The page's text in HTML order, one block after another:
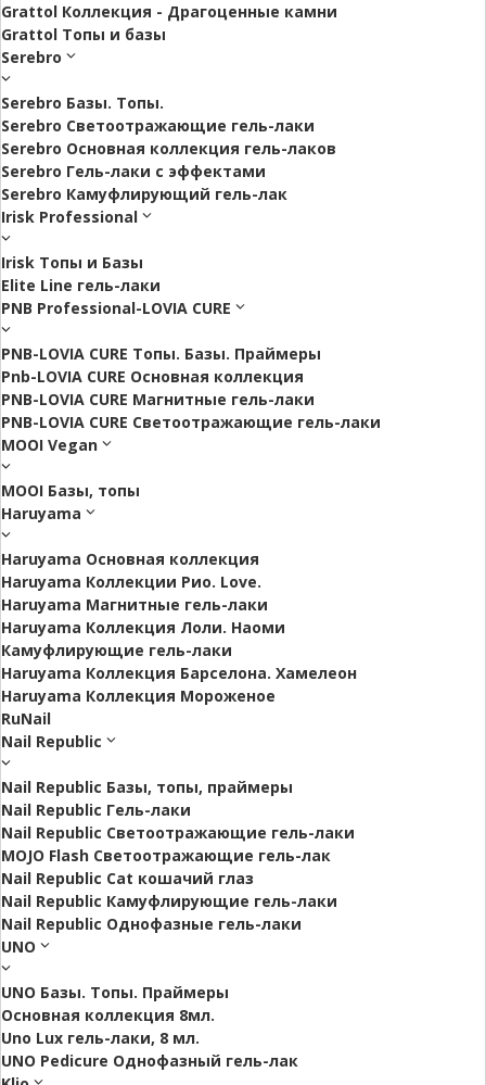
Grattol Коллекция - Драгоценные камни
Grattol Топы и базы
Serebro
Serebro Базы. Топы.
Serebro Светоотражающие гель-лаки
Serebro Основная коллекция гель-лаков
Serebro Гель-лаки с эффектами
Serebro Камуфлирующий гель-лак
Irisk Professional
Irisk Топы и Базы
Elite Line гель-лаки
PNB Professional-LOVIA CURE
PNB-LOVIA CURE Топы. Базы. Праймеры
Pnb-LOVIA CURE Основная коллекция
PNB-LOVIA CURE Магнитные гель-лаки
PNB-LOVIA CURE Cветоотражающие гель-лаки
MOOI Vegan
MOOI Базы, топы
Haruyama
Haruyama Основная коллекция
Haruyama Коллекции Рио. Love.
Haruyama Магнитные гель-лаки
Haruyama Коллекция Лоли. Наоми
Камуфлирующие гель-лаки
Haruyama Коллекция Барселона. Хамелеон
Haruyama Коллекция Мороженое
RuNail
Nail Republic
Nail Republic Базы, топы, праймеры
Nail Republic Гель-лаки
Nail Republic Светоотражающие гель-лаки
MOJO Flash Светоотражающие гель-лак
Nail Republic Cat кошачий глаз
Nail Republic Камуфлирующие гель-лаки
Nail Republic Однофазные гель-лаки
UNO
UNO Базы. Топы. Праймеры
Основная коллекция 8мл.
Uno Lux гель-лаки, 8 мл.
UNO Pedicure Однофазный гель-лак